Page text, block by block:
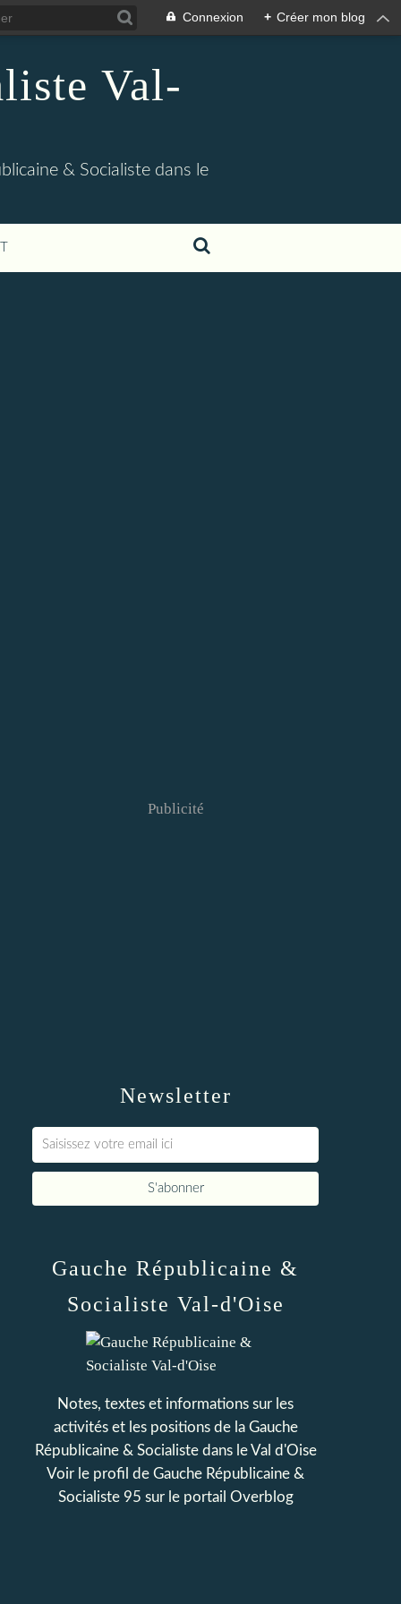
Connexion + Créer mon blog
Val-
& Socialiste dans le
Newsletter
Publicité
Gauche Républicaine &
Socialiste Val-d'Oise
Notes, textes et informations sur les
activités et les positions de la Gauche
Républicaine & Socialiste dans le Val d'Oise
Voir le profil de Gauche Républicaine &
Socialiste 95 sur le portail Overblog